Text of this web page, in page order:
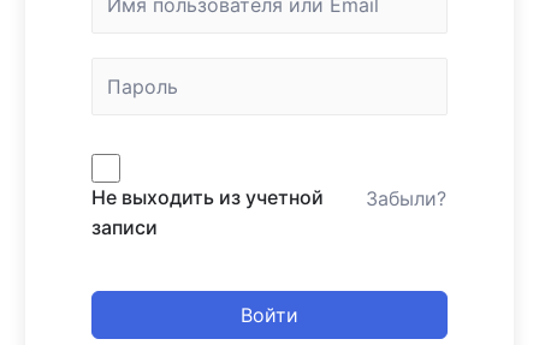
Не выходить из учетной
записи
Забыли?
Войти